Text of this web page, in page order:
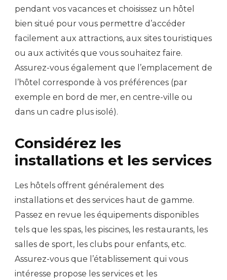
pendant vos vacances et choisissez un hôtel
bien situé pour vous permettre d’accéder
facilement aux attractions, aux sites touristiques
ou aux activités que vous souhaitez faire.
Assurez-vous également que l’emplacement de
l’hôtel corresponde à vos préférences (par
exemple en bord de mer, en centre-ville ou
dans un cadre plus isolé).
Considérez les
installations et les services
Les hôtels offrent généralement des
installations et des services haut de gamme.
Passez en revue les équipements disponibles
tels que les spas, les piscines, les restaurants, les
salles de sport, les clubs pour enfants, etc.
Assurez-vous que l’établissement qui vous
intéresse propose les services et les